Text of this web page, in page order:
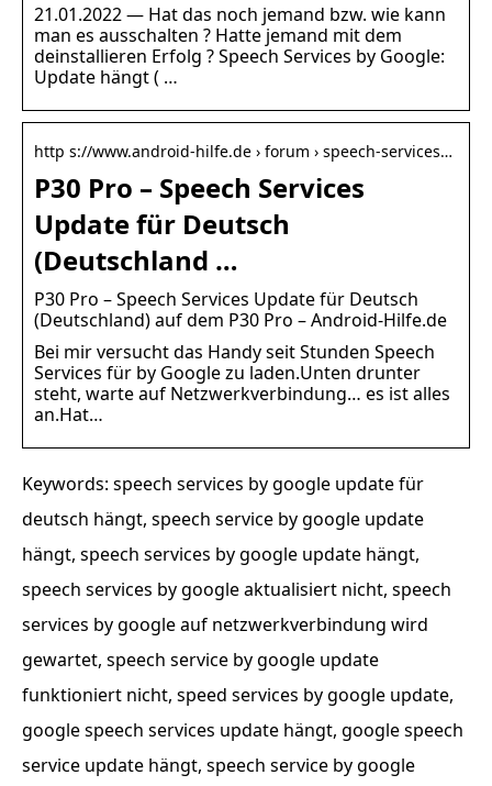
21.01.2022 — Hat das noch jemand bzw. wie kann
man es ausschalten ? Hatte jemand mit dem
deinstallieren Erfolg ? Speech Services by Google:
Update hängt ( …
http s://www.android-hilfe.de › forum › speech-services…
P30 Pro – Speech Services
Update für Deutsch
(Deutschland …
P30 Pro – Speech Services Update für Deutsch
(Deutschland) auf dem P30 Pro – Android-Hilfe.de
Bei mir versucht das Handy seit Stunden Speech
Services für by Google zu laden.Unten drunter
steht, warte auf Netzwerkverbindung… es ist alles
an.Hat…
Keywords: speech services by google update für
deutsch hängt, speech service by google update
hängt, speech services by google update hängt,
speech services by google aktualisiert nicht, speech
services by google auf netzwerkverbindung wird
gewartet, speech service by google update
funktioniert nicht, speed services by google update,
google speech services update hängt, google speech
service update hängt, speech service by google